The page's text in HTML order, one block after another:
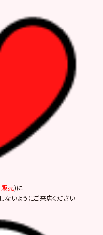
売)に
ないようにご来店ください